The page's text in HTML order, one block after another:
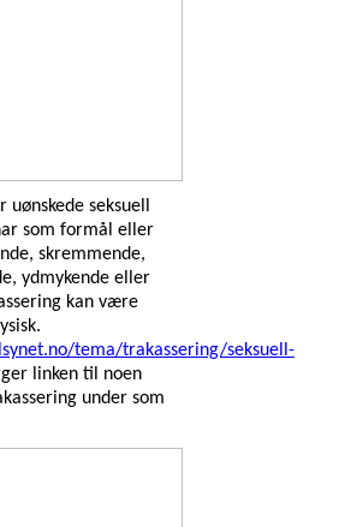
uønskede seksuell
som formål eller
skremmende,
ydmykende eller
kan være
tema/trakassering/seksuell-
linken til noen
under som